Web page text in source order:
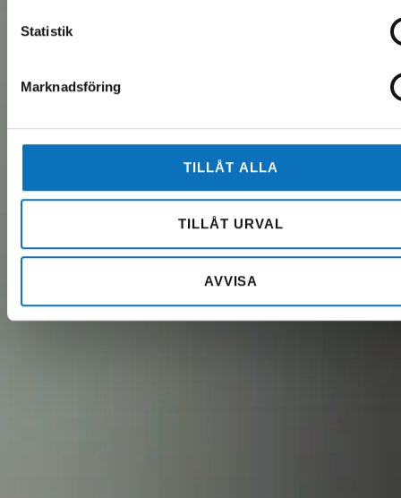
Statistik
Marknadsföring
TILLÅT ALLA
TILLÅT URVAL
AVVISA